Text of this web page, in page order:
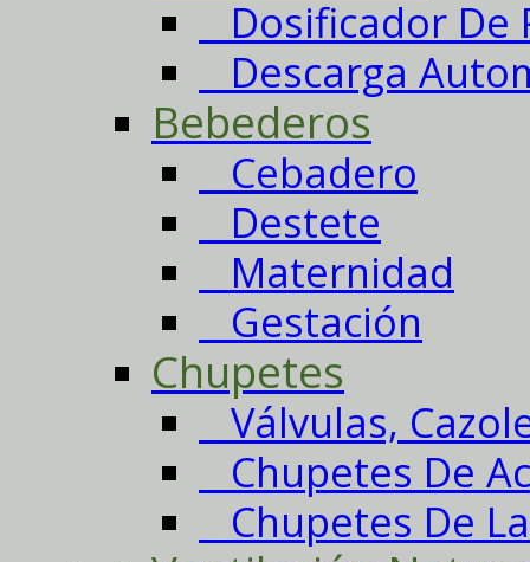
Dosificador De
Descarga
Bebederos
Cebadero
Destete
Maternidad
Gestación
Chupetes
Válvulas,
Chupetes De
Chupetes De